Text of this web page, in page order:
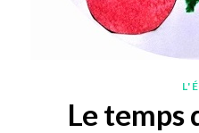
Le temps